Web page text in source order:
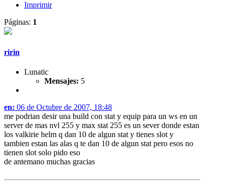
Imprimir
Páginas: 1
ririn
Lunatic
Mensajes: 5
en: 06 de Octubre de 2007, 18:48
me podrian desir una build con stat y equip para un ws en un
server de mas nvl 255 y max stat 255 es un sever donde estan
los valkirie helm q dan 10 de algun stat y tienes slot y
tambien estan las alas q te dan 10 de algun stat pero esos no
tienen slot solo pido eso
de antemano muchas gracias